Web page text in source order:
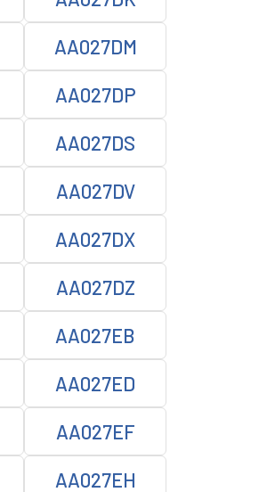
AA027DM
AA027DP
AA027DS
AA027DV
AA027DX
AA027DZ
AA027EB
AA027ED
AA027EF
AA027EH